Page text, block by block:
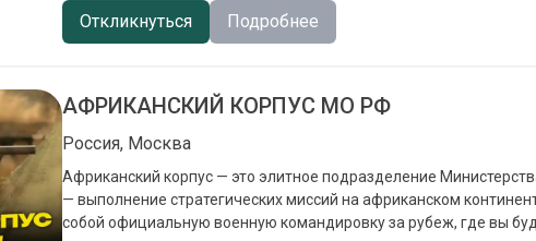
Единовременные выплаты при заключении контракта:
— 400 000 рублей Региональная выплата — от 1 600 000 до 2 700 000 рублей (в зависимости
Откликнуться Подробнее
АФРИКАНСКИЙ КОРПУС МО РФ
Россия, Москва
Африканский корпус — это элитное подразделение
— выполнение стратегических миссий на африканском
собой официальную военную командировку за рубеж, где вы